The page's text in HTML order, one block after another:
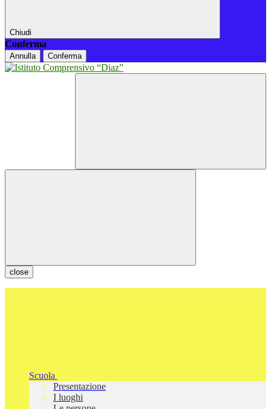
Chiudi
Conferma
Annulla Conferma
close
Scuola
Presentazione
I luoghi